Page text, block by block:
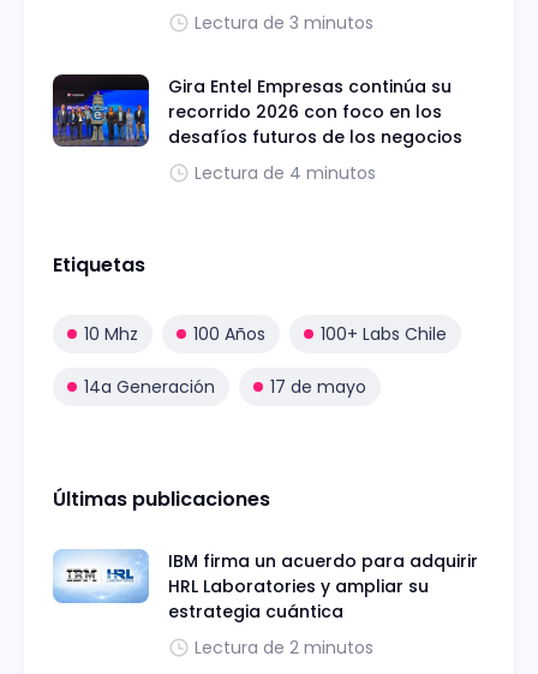
Lectura de 3 minutos
Gira Entel Empresas continúa su
recorrido 2026 con foco en los
desafíos futuros de los negocios
Lectura de 4 minutos
Etiquetas
10 Mhz 100 Años 100+ Labs Chile
14a Generación 17 de mayo
Últimas publicaciones
IBM firma un acuerdo para adquirir
HRL Laboratories y ampliar su
estrategia cuántica
Lectura de 2 minutos